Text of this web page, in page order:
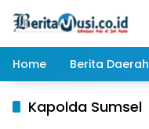
Home
Berita Daerah
Kapolda Sumsel